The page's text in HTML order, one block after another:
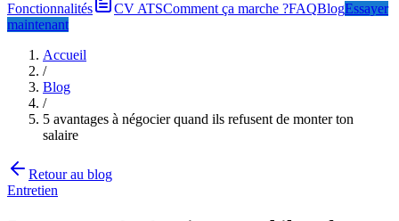
Fonctionnalités CV ATSComment ça marche ?FAQBlogEssayer
maintenant
Accueil
/
Blog
/
5 avantages à négocier quand ils refusent de monter ton
salaire
Retour au blog
Entretien